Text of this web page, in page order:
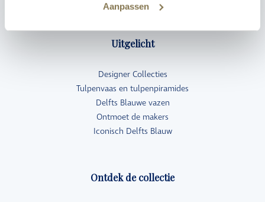
Aanpassen
Royal Delft Nieuwsbrief
Uitgelicht
Designer Collecties
Tulpenvaas en tulpenpiramides
Delfts Blauwe vazen
Ontmoet de makers
Iconisch Delfts Blauw
Ontdek de collectie